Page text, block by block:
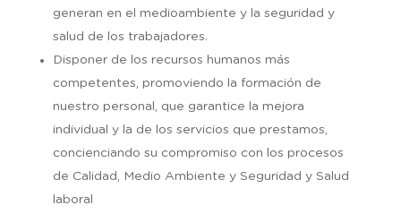
generan en el medioambiente y la seguridad y
salud de los trabajadores.
Disponer de los recursos humanos más
competentes, promoviendo la formación de
nuestro personal, que garantice la mejora
individual y la de los servicios que prestamos,
concienciando su compromiso con los procesos
de Calidad, Medio Ambiente y Seguridad y Salud
laboral